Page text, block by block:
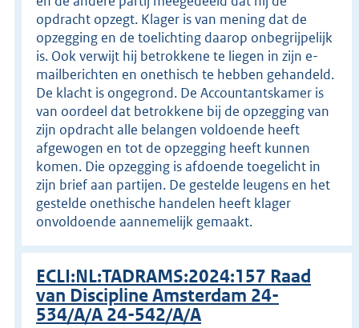
opdracht opzegt. Klager is van mening dat de
opzegging en de toelichting daarop onbegrijpelijk
is. Ook verwijt hij betrokkene te liegen in zijn e-
mailberichten en onethisch te hebben gehandeld.
De klacht is ongegrond. De Accountantskamer is
van oordeel dat betrokkene bij de opzegging van
zijn opdracht alle belangen voldoende heeft
afgewogen en tot de opzegging heeft kunnen
komen. Die opzegging is afdoende toegelicht in
zijn brief aan partijen. De gestelde leugens en het
gestelde onethische handelen heeft klager
onvoldoende aannemelijk gemaakt.
ECLI:NL:TADRAMS:2024:157 Raad
van Discipline Amsterdam 24-
534/A/A 24-542/A/A